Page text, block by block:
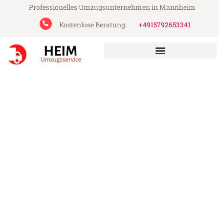
Professionelles Umzugsunternehmen in Mannheim
Kostenlose Beratung:
+4915792653341